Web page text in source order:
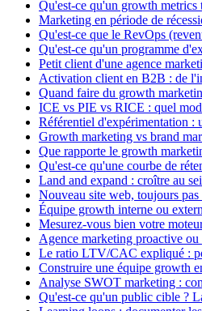
Qu'est-ce qu'un growth metrics
Marketing en période de
Qu'est-ce que le RevOps
Qu'est-ce qu'un programme
Petit client d'une agence
Activation client en B2B : de
Quand faire du growth
ICE vs PIE vs RICE : quel
Référentiel d'expérimentation :
Growth marketing vs brand
Que rapporte le growth
Qu'est-ce qu'une courbe de
Land and expand : croître au
Nouveau site web, toujours
Équipe growth interne ou
Mesurez-vous bien votre
Agence marketing proactive
Le ratio LTV/CAC expliqué :
Construire une équipe growth
Analyse SWOT marketing :
Qu'est-ce qu'un public cible ?